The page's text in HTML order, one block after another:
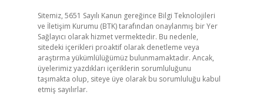
Sitemiz, 5651 Sayılı Kanun gereğince Bilgi Teknolojileri
ve İletişim Kurumu (BTK) tarafından onaylanmış bir Yer
Sağlayıcı olarak hizmet vermektedir. Bu nedenle,
sitedeki içerikleri proaktif olarak denetleme veya
araştırma yükümlülüğümüz bulunmamaktadır. Ancak,
üyelerimiz yazdıkları içeriklerin sorumluluğunu
taşımakta olup, siteye üye olarak bu sorumluluğu kabul
etmiş sayılırlar.